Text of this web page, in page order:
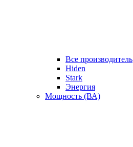
Все производитель
Hiden
Stark
Энергия
Мощность (ВА)